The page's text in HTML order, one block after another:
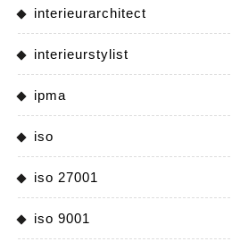
interieurarchitect
interieurstylist
ipma
iso
iso 27001
iso 9001